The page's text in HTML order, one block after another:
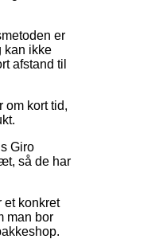
er
kan ikke
afstand til
om kort tid,
Giro
så de har
et konkret
man bor